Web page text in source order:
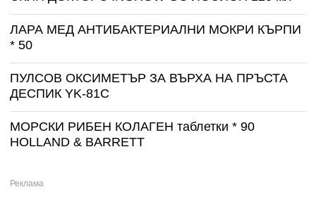
ЛАРА МЕД АНТИБАКТЕРИАЛНИ МОКРИ КЪРПИ
* 50
ПУЛСОВ ОКСИМЕТЪР ЗА ВЪРХА НА ПРЪСТА
ДЕСПИК YK-81C
МОРСКИ РИБЕН КОЛАГЕН таблетки * 90
HOLLAND & BARRETT